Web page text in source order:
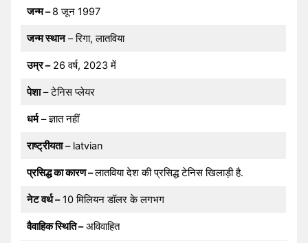
जन्म –8 जून 1997
जन्म स्थान– रिगा, लातविया
उम्र –26 वर्ष, 2023 में
पेशा– टेनिस प्लेयर
धर्म– ज्ञात नहीं
राष्ट्रीयता– latvian
प्रसिद्ध का कारण –लातविया देश की प्रसिद्ध टेनिस खिलाड़ी है.
नेट वर्थ –10 मिलियन डॉलर के लगभग
वैवाहिक स्थिति –अविवाहित